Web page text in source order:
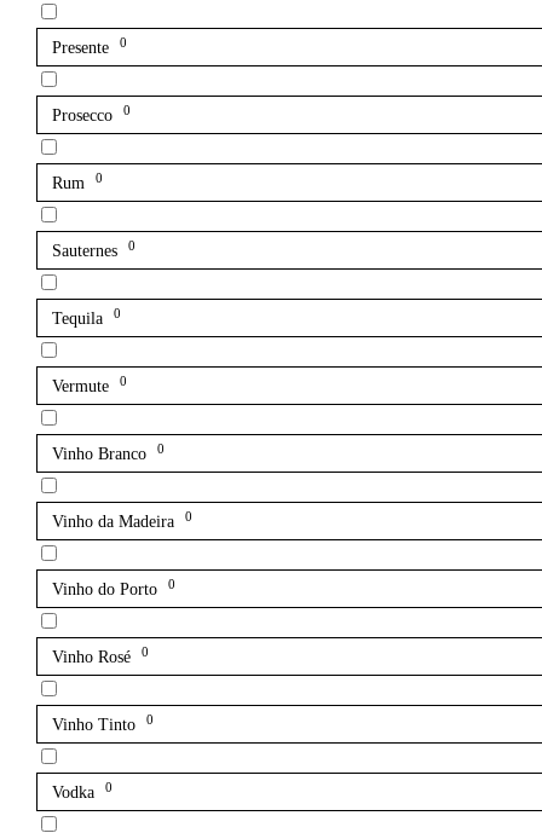
Presente 0
Prosecco 0
Rum 0
Sauternes 0
Tequila 0
Vermute 0
Vinho Branco 0
Vinho da Madeira 0
Vinho do Porto 0
Vinho Rosé 0
Vinho Tinto 0
Vodka 0